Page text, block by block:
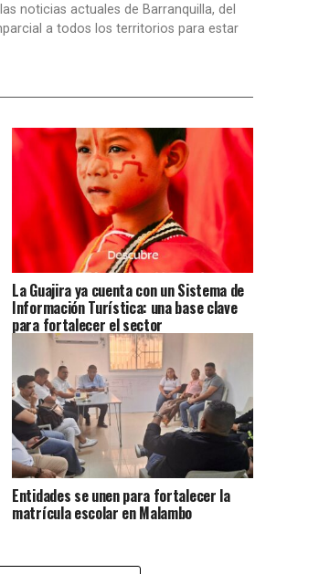
noticias actuales de Barranquilla, del
a todos los territorios para estar
La Guajira ya cuenta con un Sistema de
Información Turística: una base clave
para fortalecer el sector
Entidades se unen para fortalecer la
matrícula escolar en Malambo